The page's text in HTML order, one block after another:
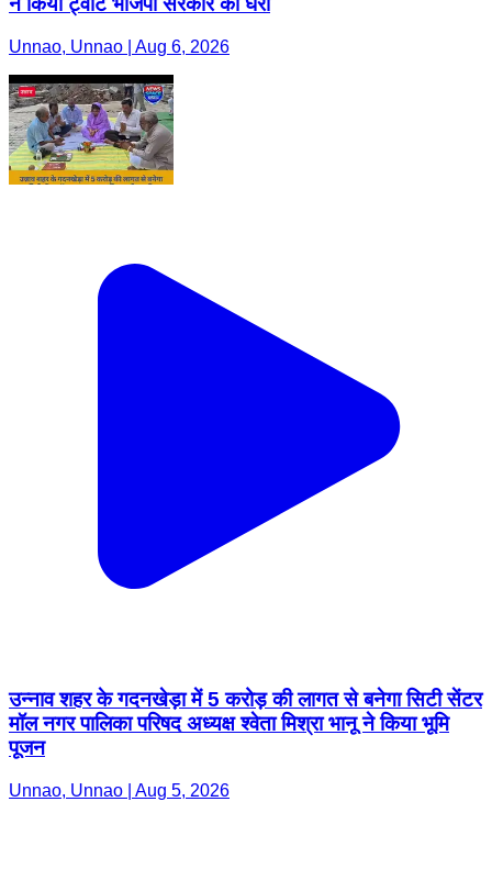
उन्नाव शहर के गदनखेड़ा में 5 करोड़ की लागत से बनेगा सिटी सेंटर
मॉल नगर पालिका परिषद अध्यक्ष श्वेता मिश्रा भानू ने किया भूमि